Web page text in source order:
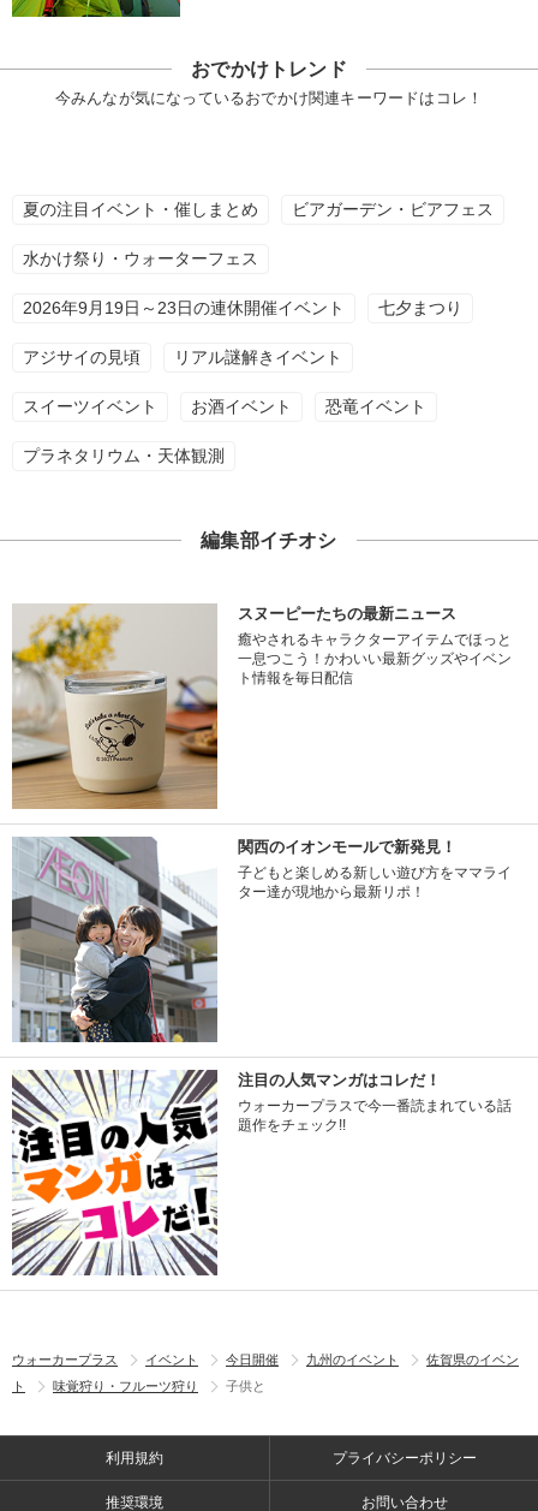
おでかけトレンド
今みんなが気になっているおでかけ関連キーワードはコレ！
夏の注目イベント・催しまとめ ビアガーデン・ビアフェス
水かけ祭り・ウォーターフェス
2026年9月19日～23日の連休開催イベント 七夕まつり
アジサイの見頃 リアル謎解きイベント
スイーツイベント お酒イベント 恐竜イベント
プラネタリウム・天体観測
編集部イチオシ
スヌーピーたちの最新ニュース
癒やされるキャラクターアイテムでほっと
一息つこう！かわいい最新グッズやイベン
ト情報を毎日配信
関西のイオンモールで新発見！
子どもと楽しめる新しい遊び方をママライ
ター達が現地から最新リポ！
注目の人気マンガはコレだ！
ウォーカープラスで今一番読まれている話
題作をチェック!!
ウォーカープラス イベント 今日開催 九州のイベント
佐賀県のイベン
ト
味覚狩り・フルーツ狩り 子供と
利用規約 プライバシーポリシー
推奨環境 お問い合わせ